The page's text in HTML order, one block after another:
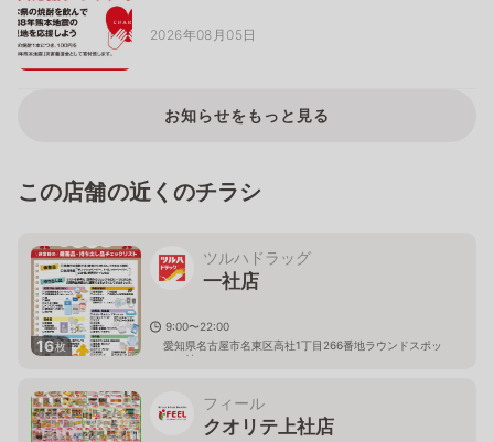
2026年08月05日
お知らせをもっと見る
この店舗の近くのチラシ
16枚
ツルハドラッグ
一社店
9:00〜22:00
愛知県名古屋市名東区高社1丁目266番地ラウンドスポッ
ト一社１Ｆ
フィール
クオリテ上社店